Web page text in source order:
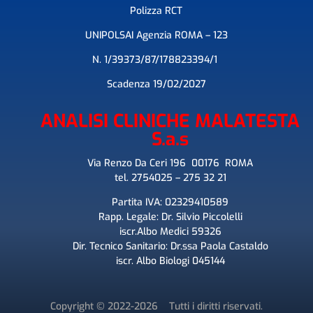
Polizza RCT
UNIPOLSAI Agenzia ROMA – 123
N.1/39373/87/178823394/1
Scadenza 19/02/2027
ANALISI CLINICHE MALATESTA
S.a.s
Via Renzo Da Ceri 196 00176 ROMA
tel. 2754025 – 275 32 21
Partita IVA: 02329410589
Rapp. Legale: Dr. Silvio Piccolelli
iscr.Albo Medici 59326
Dir. Tecnico Sanitario: Dr.ssa Paola Castaldo
iscr. Albo Biologi 045144
Copyright © 2022-2026 Tutti i diritti riservati.